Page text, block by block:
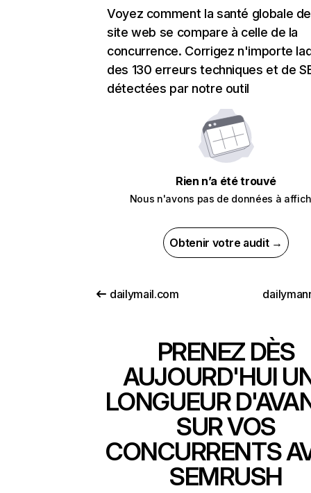
Voyez comment la santé globale
site web se compare à celle de la
concurrence. Corrigez n'importe
des 130 erreurs techniques et de
détectées par notre outil
Rien n’a été trouvé
Nous n'avons pas de données à
Obtenir votre audit →
dailymail.com
PRENEZ DÈS
AUJOURD'HUI
LONGUEUR
SUR VOS
CONCURRENTS
SEMRUSH